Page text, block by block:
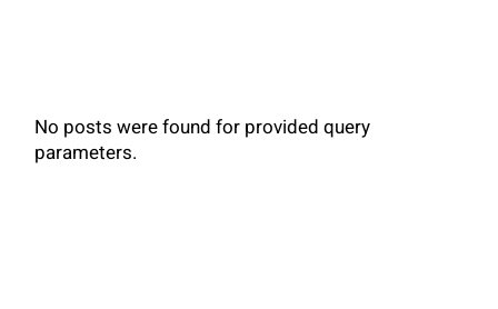
No posts were found for provided query
parameters.